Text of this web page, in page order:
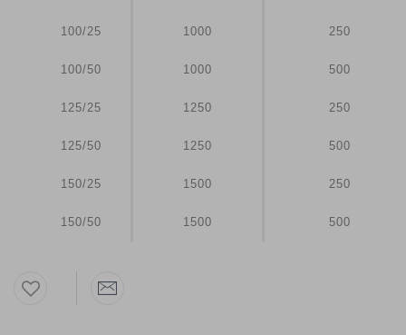
100/25 1000 250
100/50 1000 500
125/25 1250 250
125/50 1250 500
150/25 1500 250
150/50 1500 500